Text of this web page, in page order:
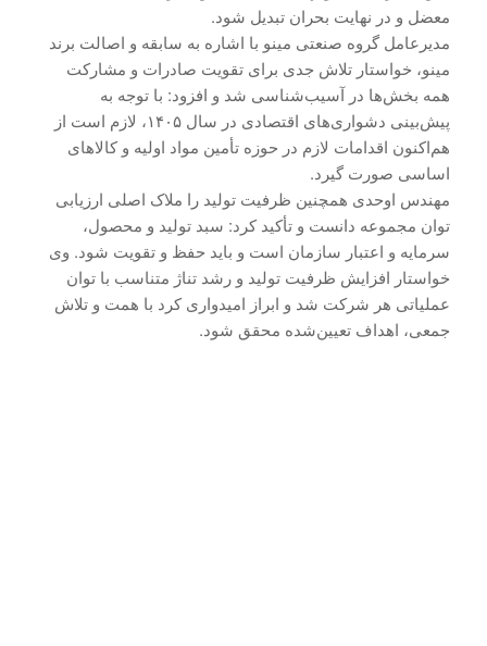
معضل و در نهایت بحران تبدیل شود.
مدیرعامل گروه صنعتی مینو با اشاره به سابقه و اصالت برند
مینو، خواستار تلاش جدی برای تقویت صادرات و مشارکت
همه بخش‌ها در آسیب‌شناسی شد و افزود: با توجه به
پیش‌بینی دشواری‌های اقتصادی در سال ۱۴۰۵، لازم است از
هم‌اکنون اقدامات لازم در حوزه تأمین مواد اولیه و کالاهای
اساسی صورت گیرد.
مهندس اوحدی همچنین ظرفیت تولید را ملاک اصلی ارزیابی
توان مجموعه دانست و تأکید کرد: سبد تولید و محصول،
سرمایه و اعتبار سازمان است و باید حفظ و تقویت شود. وی
خواستار افزایش ظرفیت تولید و رشد تناژ متناسب با توان
عملیاتی هر شرکت شد و ابراز امیدواری کرد با همت و تلاش
جمعی، اهداف تعیین‌شده محقق شود.